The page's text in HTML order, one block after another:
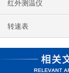
红外测温仪
转速表